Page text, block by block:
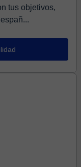
tus objetivos,
españ...